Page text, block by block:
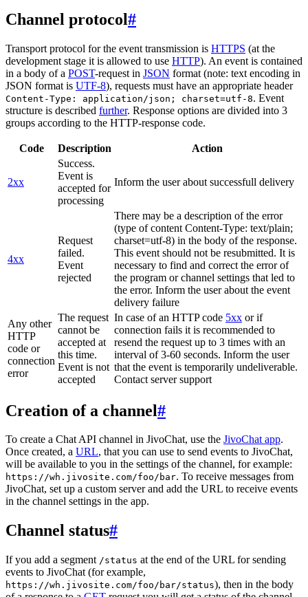
Channel protocol#
Transport protocol for the event transmission is HTTPS (at the
development stage it is allowed to use HTTP). An event is contained
in a body of a POST-request in JSON format (note: text encoding in
JSON format is UTF-8), requests must have an appropriate header
Content-Type: application/json; charset=utf-8. Event
structure is described further. Response options are divided into 3
groups according to the HTTP-response code.
Code Description Action
2xx
Success.
Event is
accepted for
processing
Inform the user about successfull delivery
4xx
Request
failed.
Event
rejected
There may be a description of the error
(type of content Content-Type: text/plain;
charset=utf-8) in the body of the response.
This event should not be resubmitted. It is
necessary to find and correct the error of
the program or channel settings that led to
the error. Inform the user about the event
delivery failure
Any other
HTTP
code or
connection
error
The request
cannot be
accepted at
this time.
Event is not
accepted
In case of an HTTP code 5xx or if
connection fails it is recommended to
resend the request up to 3 times with an
interval of 3-60 seconds. Inform the user
that the event is temporarily undeliverable.
Contact server support
Creation of a channel#
To create a Chat API channel in JivoChat, use the JivoChat app.
Once created, a URL, that you can use to send events to JivoChat,
will be available to you in the settings of the channel, for example:
https://wh.jivosite.com/foo/bar. To receive messages from
JivoChat, set up a custom server and add the URL to receive events
in the channel settings in the app.
Channel status#
If you add a segment /status at the end of the URL for sending
events to JivoChat (for example,
https://wh.jivosite.com/foo/bar/status), then in the body